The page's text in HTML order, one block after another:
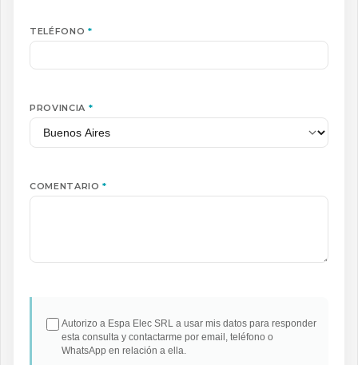
TELÉFONO *
PROVINCIA *
COMENTARIO*
Autorizo a Espa Elec SRL a usar mis datos para responder
esta consulta y contactarme por email, teléfono o
WhatsApp en relación a ella.